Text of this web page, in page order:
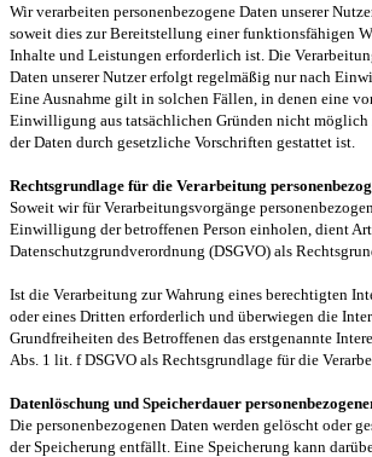
Wir verarbeiten personenbezogene Daten unserer
soweit dies zur Bereitstellung einer funktionsfähigen
Inhalte und Leistungen erforderlich ist. Die
Daten unserer Nutzer erfolgt regelmäßig nur nach
Eine Ausnahme gilt in solchen Fällen, in denen eine
Einwilligung aus tatsächlichen Gründen nicht möglich
der Daten durch gesetzliche Vorschriften gestattet ist.
Rechtsgrundlage für die Verarbeitung
Soweit wir für Verarbeitungsvorgänge
Einwilligung der betroffenen Person einholen, dient
Datenschutzgrundverordnung (DSGVO) als
Ist die Verarbeitung zur Wahrung eines berechtigten
oder eines Dritten erforderlich und überwiegen die
Grundfreiheiten des Betroffenen das erstgenannte
Abs. 1 lit. f DSGVO als Rechtsgrundlage für die
Datenlöschung und Speicherdauer
Die personenbezogenen Daten werden gelöscht oder
der Speicherung entfällt. Eine Speicherung kann